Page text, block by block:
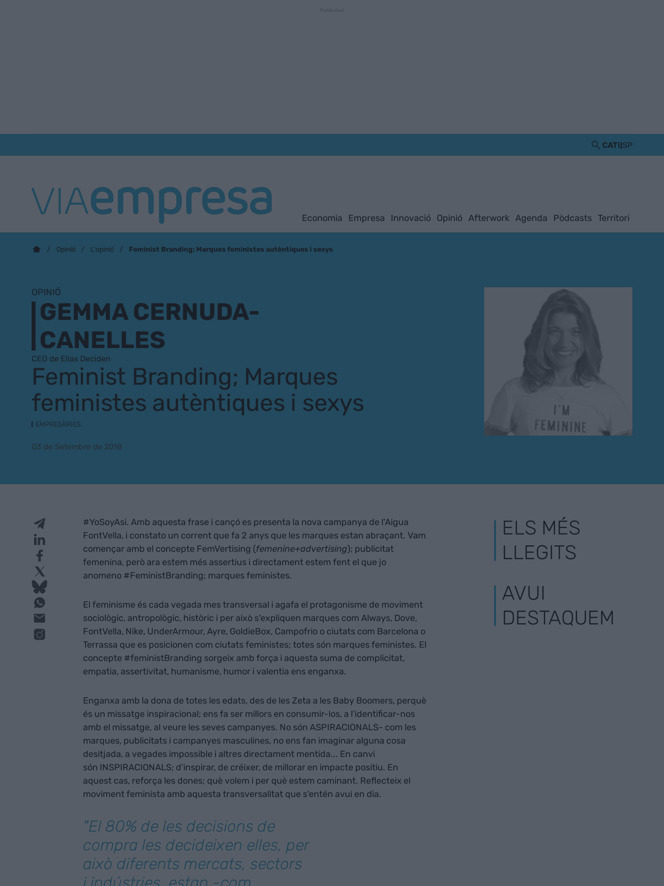
CATESP
Economia Empresa Innovació Opinió Afterwork Agenda Pòdcasts Territori
Opinió L'opinió Feminist Branding; Marques feministes autèntiques i sexys
OPINIÓ
GEMMA CERNUDA-
CANELLES
CEO de Ellas Deciden
Feminist Branding; Marques
feministes autèntiques i sexys
EMPRESÀRIES
03 de Setembre de 2018
#YoSoyAsi. Amb aquesta frase i cançó es presenta la nova campanya de l'Aigua
FontVella, i constato un corrent que fa 2 anys que les marques estan abraçant. Vam
començar amb el concepte FemVertising (femenine+advertising); publicitat
femenina, però ara estem més assertius i directament estem fent el que jo
anomeno #FeministBranding; marques feministes.
El feminisme és cada vegada mes transversal i agafa el protagonisme de moviment
sociològic, antropològic, històric i per això s'expliquen marques com Always, Dove,
FontVella, Nike, UnderArmour, Ayre, GoldieBox, Campofrio o ciutats com Barcelona o
Terrassa que es posicionen com ciutats feministes; totes són marques feministes. El
concepte #feministBranding sorgeix amb força i aquesta suma de complicitat,
empatia, assertivitat, humanisme, humor i valentia ens enganxa.
Enganxa amb la dona de totes les edats, des de les Zeta a les Baby Boomers, perquè
és un missatge inspiracional; ens fa ser millors en consumir-los, a l'identificar-nos
amb el missatge, al veure les seves campanyes. No són ASPIRACIONALS- com les
marques, publicitats i campanyes masculines, no ens fan imaginar alguna cosa
desitjada, a vegades impossible i altres directament mentida... En canvi
són INSPIRACIONALS; d'inspirar, de créixer, de millorar en impacte positiu. En
aquest cas, reforça les dones; què volem i per què estem caminant. Reflecteix el
moviment feminista amb aquesta transversalitat que s'entén avui en dia.
"El 80% de les decisions de
compra les decideixen elles, per
això diferents mercats, sectors
ELS MÉS
LLEGITS
AVUI
DESTAQUEM